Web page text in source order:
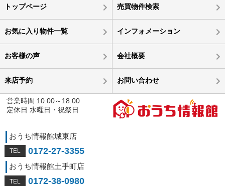
トップページ 売買物件検索
お気に入り物件一覧 インフォメーション
お客様の声 会社概要
来店予約 お問い合わせ
営業時間 10:00～18:00
定休日 水曜日・祝祭日
おうち情報館城東店
0172-27-3355
おうち情報館土手町店
0172-38-0980